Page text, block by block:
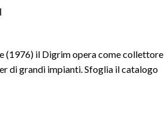
(1976) il Digrim opera come collettore
di grandi impianti. Sfoglia il catalogo